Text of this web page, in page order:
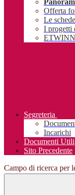
Offerta
Le
I progetti
Segreteria
Incarichi
Documenti Utili
Sito Precedente
Campo di ricerca per